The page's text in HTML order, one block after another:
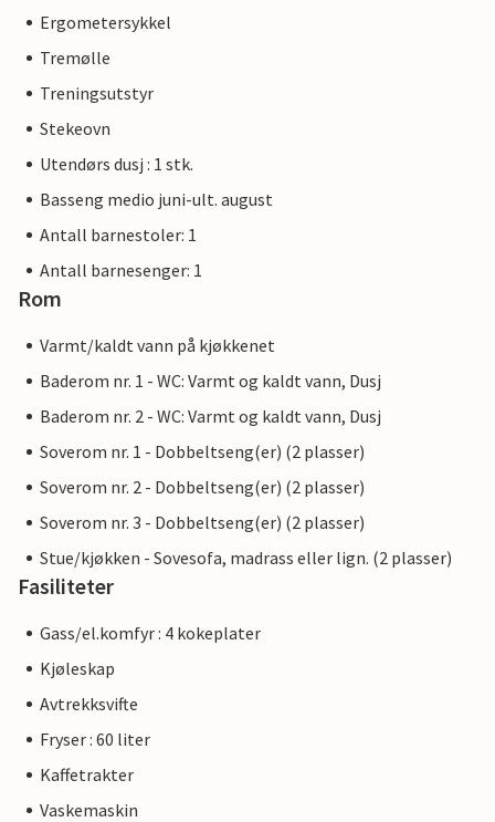
Ergometersykkel
Tremølle
Treningsutstyr
Stekeovn
Utendørs dusj : 1 stk.
Basseng medio juni-ult. august
Antall barnestoler: 1
Antall barnesenger: 1
Rom
Varmt/kaldt vann på kjøkkenet
Baderom nr. 1 - WC: Varmt og kaldt vann, Dusj
Baderom nr. 2 - WC: Varmt og kaldt vann, Dusj
Soverom nr. 1 - Dobbeltseng(er) (2 plasser)
Soverom nr. 2 - Dobbeltseng(er) (2 plasser)
Soverom nr. 3 - Dobbeltseng(er) (2 plasser)
Stue/kjøkken - Sovesofa, madrass eller lign. (2 plasser)
Fasiliteter
Gass/el.komfyr : 4 kokeplater
Kjøleskap
Avtrekksvifte
Fryser : 60 liter
Kaffetrakter
Vaskemaskin